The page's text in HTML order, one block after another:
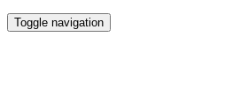
Toggle navigation